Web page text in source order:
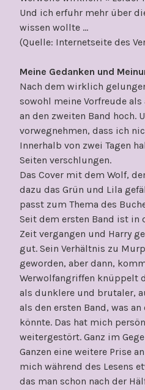
Und ich erfuhr mehr über
wissen wollte …
(Quelle: Internetseite des
Meine Gedanken und
Nach dem wirklich
sowohl meine Vorfreude
an den zweiten Band hoch.
vorwegnehmen, dass ich
Innerhalb von zwei Tagen
Seiten verschlungen.
Das Cover mit dem Wolf,
dazu das Grün und Lila
passt zum Thema des
Seit dem ersten Band ist in
Zeit vergangen und Harry
gut. Sein Verhältnis zu
geworden, aber dann,
Werwolfangriffen knüppelt
als dunklere und brutaler,
als den ersten Band, was
könnte. Das hat mich
weitergestört. Ganz im
Ganzen eine weitere Prise
mich während des Lesens
das man schon nach der